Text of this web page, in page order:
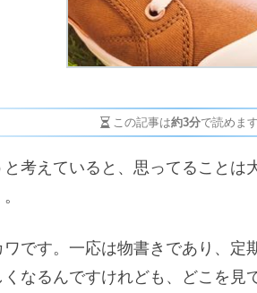
この記事は約3分で読めます
考えていると、思ってることは
です。一応は物書きであり、定
なるんですけれども、どこを見